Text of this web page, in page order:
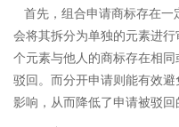
首先，组合申请商标存在一
会将其拆分为单独的元素进
个元素与他人的商标存在相
驳回。而分开申请则能有效
影响，从而降低了申请被驳回